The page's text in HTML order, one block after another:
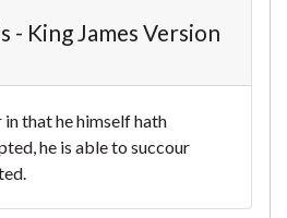
- King James Version
in that he himself hath
he is able to succour